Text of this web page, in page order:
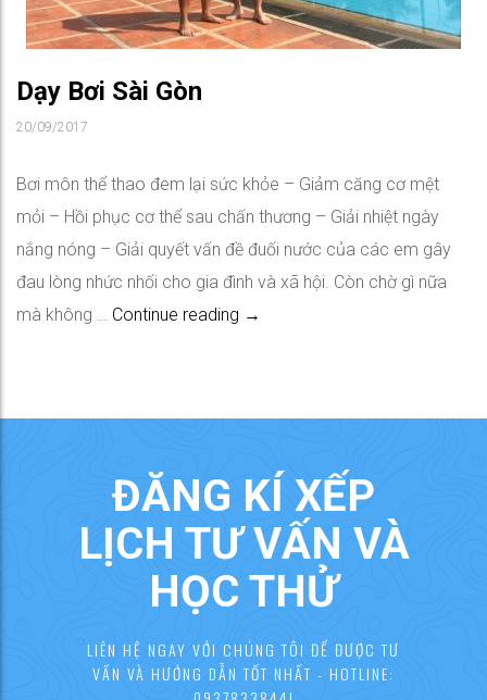
Dạy Bơi Sài Gòn
20/09/2017
Bơi môn thể thao đem lại sức khỏe – Giảm căng cơ mệt
mỏi – Hồi phục cơ thể sau chấn thương – Giải nhiệt ngày
nắng nóng – Giải quyết vấn đề đuối nước của các em gây
đau lòng nhức nhối cho gia đình và xã hội. Còn chờ gì nữa
mà không … Continue reading Dạy Bơi Sài Gòn
→
ĐĂNG KÍ XẾP
LỊCH TƯ VẤN VÀ
HỌC THỬ
LIÊN HỆ NGAY VỚI CHÚNG TÔI ĐỂ ĐƯỢC TƯ
VẤN VÀ HƯỚNG DẪN TỐT NHẤT - HOTLINE: